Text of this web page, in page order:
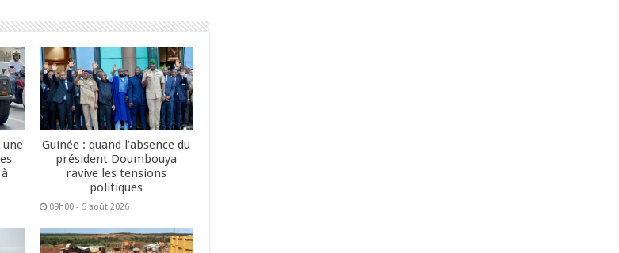
une
Guinée : quand l’absence du
président Doumbouya
ravive les tensions
politiques
09h00 - 5 août 2026